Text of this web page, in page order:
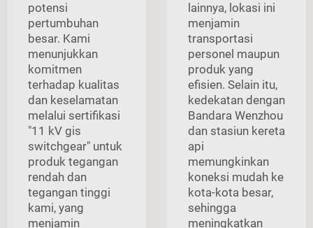
potensi
pertumbuhan
besar. Kami
menunjukkan
komitmen
terhadap kualitas
dan keselamatan
melalui sertifikasi
"11 kV gis
switchgear" untuk
produk tegangan
rendah dan
tegangan tinggi
kami, yang
menjamin
lainnya, lokasi ini
menjamin
transportasi
personel maupun
produk yang
efisien. Selain itu,
kedekatan dengan
Bandara Wenzhou
dan stasiun kereta
api
memungkinkan
koneksi mudah ke
kota-kota besar,
sehingga
meningkatkan